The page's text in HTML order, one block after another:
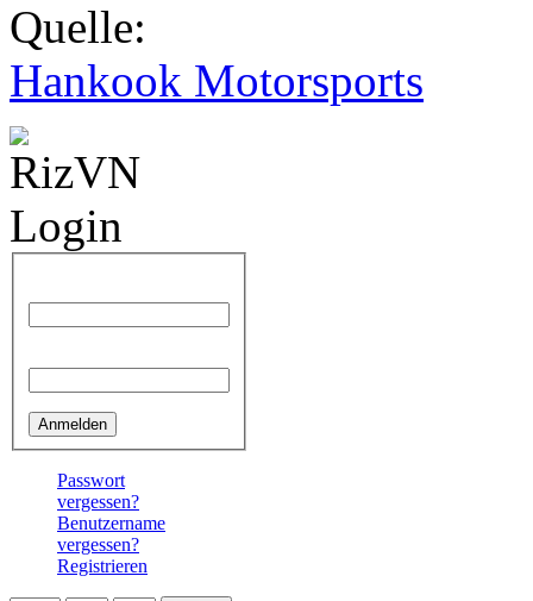
Quelle:
Hankook Motorsports
Passwort
vergessen?
Benutzername
vergessen?
Registrieren